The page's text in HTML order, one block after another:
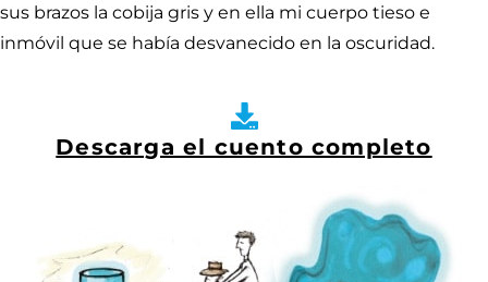
sus brazos la cobija gris y en ella mi cuerpo tieso e
inmóvil que se había desvanecido en la oscuridad.
Descarga el cuento completo